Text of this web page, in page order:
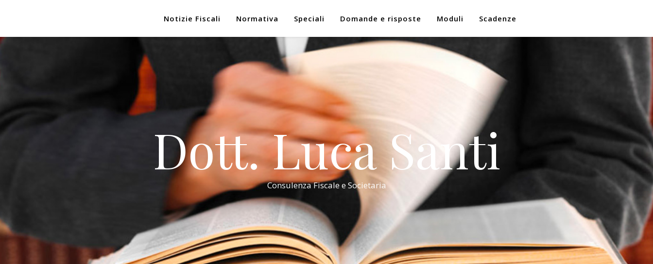
Notizie Fiscali Normativa Speciali Domande e risposte Moduli Scadenze
Dott. Luca Santi
Consulenza Fiscale e Societaria